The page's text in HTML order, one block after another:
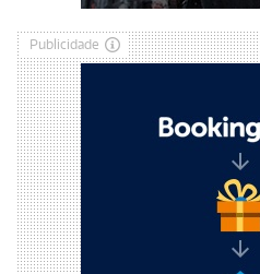
Publicidade